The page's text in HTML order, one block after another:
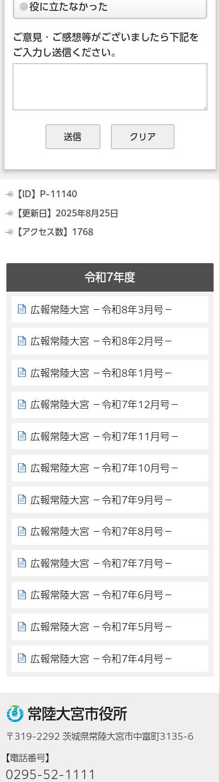
役に立たなかった
ご意見・ご感想等がございましたら下記を
ご入力し送信ください。
【ID】 P-11140
【更新日】 2025年8月25日
【アクセス数】 1768
令和7年度
広報常陸大宮 －令和8年3月号－
広報常陸大宮 －令和8年2月号－
広報常陸大宮 －令和8年1月号－
広報常陸大宮 －令和7年12月号－
広報常陸大宮 －令和7年11月号－
広報常陸大宮 －令和7年10月号－
広報常陸大宮 －令和7年9月号－
広報常陸大宮 －令和7年8月号－
広報常陸大宮 －令和7年7月号－
広報常陸大宮 －令和7年6月号－
広報常陸大宮 －令和7年5月号－
広報常陸大宮 －令和7年4月号－
常陸大宮市役所
〒319-2292 茨城県常陸大宮市中富町3135-6
【電話番号】
0295-52-1111